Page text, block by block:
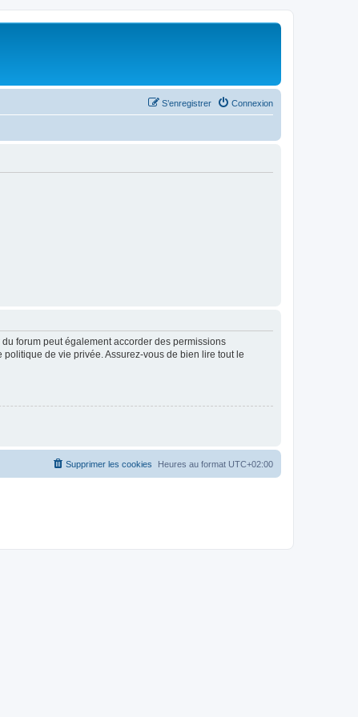
Connexion
S’enregistrer
forum peut également accorder des permissions
de vie privée. Assurez-vous de bien lire tout le
Heures au format UTC+02:00
Supprimer les cookies